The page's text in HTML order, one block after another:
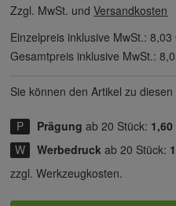
Zzgl. MwSt. undVersandkosten
Einzelpreis inklusive MwSt.:8,03
Gesamtpreis inklusive MwSt.:
Sie können den Artikel zu
Prägung ab 20 Stück:
Werbedruck ab 20 Stück:
zzgl. Werkzeugkosten.